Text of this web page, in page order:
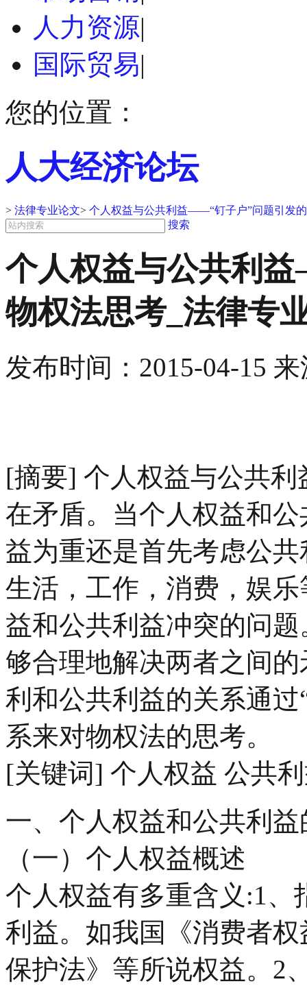
人力资源|
国际贸易|
您的位置：
人大经济论坛
> 法律专业论文> 个人权益与公共利益——“钉子户”问题引发
搜索
个人权益与公共利
物权法思考_法律专
发布时间： 2015-04-15 来
[摘要] 个人权益与公共
在矛盾。当个人权益和
益为重还是首先考虑公
生活，工作，消费，娱
益和公共利益冲突的问
够合理地解决两者之间
利和公共利益的关系通
系来对物权法的思考。
[关键词] 个人权益 公共
一、个人权益和公共利益
（一）个人权益概述
个人权益有多重含义:1、
利益。如我国《消费者
保护法》等所说权益。2